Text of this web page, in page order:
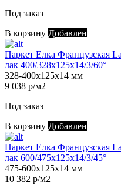
Под заказ
В корзину Добавлен
Паркет Елка Французская
лак 400/328х125х14/3/60°
328-400х125х14 мм
9 038 р/м2
Под заказ
В корзину Добавлен
Паркет Елка Французская
лак 600/475х125х14/3/45°
475-600х125х14 мм
10 382 р/м2